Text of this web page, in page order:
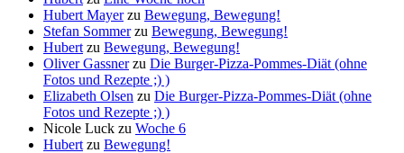
Hubert Mayerzu Bewegung, Bewegung!
Stefan Sommerzu Bewegung, Bewegung!
Hubert zu Bewegung, Bewegung!
Oliver Gassnerzu Die Burger-Pizza-Pommes-Diät (ohne
Fotos und Rezepte ;) )
Elizabeth Olsen zu Die Burger-Pizza-Pommes-Diät (ohne
Fotos und Rezepte ;) )
Nicole Luck zu Woche 6
Hubert zu Bewegung!